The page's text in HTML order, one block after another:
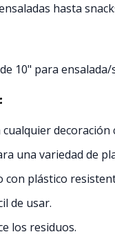
hasta
10" para ensalada/
una variedad de
con plástico
de usar.
los residuos.